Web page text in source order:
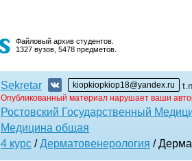
Файловый архив студентов.
1327 вузов, 5478 предметов.
Sekretar kiopkiopkiop18@yandex.ru
Опубликованный материал нарушает ваши
Ростовский Государственный
Медицина общая
4 курс /Дерматовенерология /